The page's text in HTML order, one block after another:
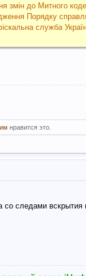
змін до Митного
Порядку
служба
нравится это.
со следами